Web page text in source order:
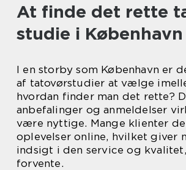
At finde det rette
studie i København
I en storby som København er
af tatovørstudier at vælge
hvordan finder man det rette?
anbefalinger og anmeldelser
være nyttige. Mange klienter
oplevelser online, hvilket giver
indsigt i den service og
forvente.